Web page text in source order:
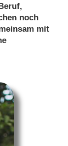
noch
mit